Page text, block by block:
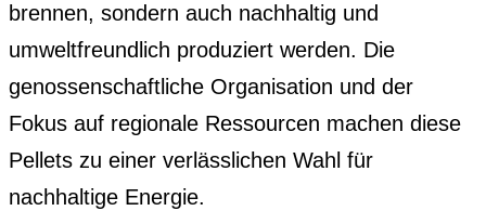
brennen, sondern auch nachhaltig und
umweltfreundlich produziert werden. Die
genossenschaftliche Organisation und der
Fokus auf regionale Ressourcen machen diese
Pellets zu einer verlässlichen Wahl für
nachhaltige Energie.